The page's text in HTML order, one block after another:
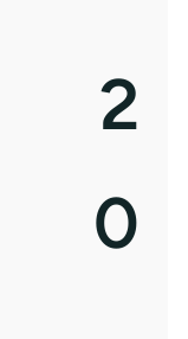
2
0